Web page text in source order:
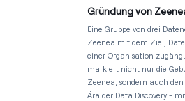
Gründung von
Eine Gruppe von drei
Zeenea mit dem Ziel,
einer Organisation
markiert nicht nur die
Zeenea, sondern auch
Ära der Data Discovery -